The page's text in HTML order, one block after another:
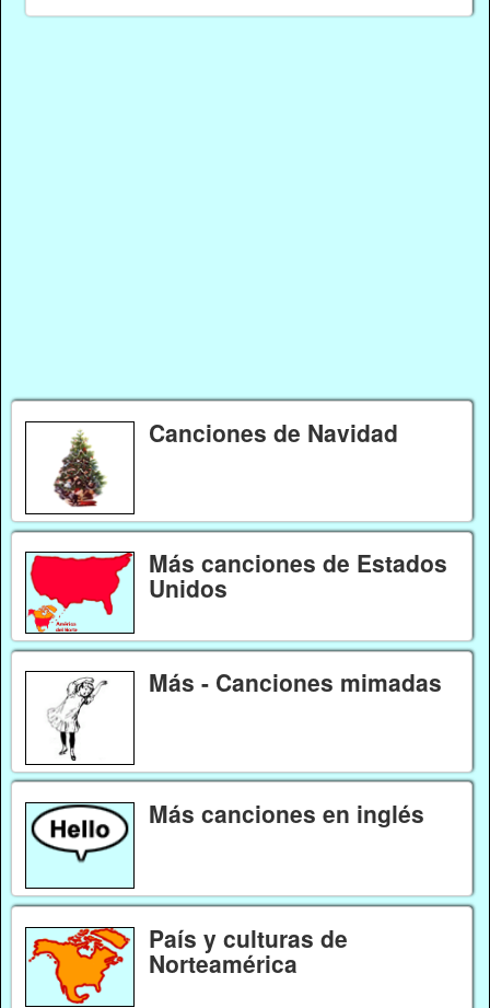
Canciones de Navidad
Más canciones de Estados
Unidos
Más - Canciones mimadas
Más canciones en inglés
País y culturas de
Norteamérica